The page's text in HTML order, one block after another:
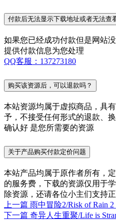
付款后无法显示下载地址或者无法查
如果您已经成功付款但是网站
提供付款信息为您处理
QQ客服：137273180
购买该资源后，可以退款吗？
本站资源均属于虚拟商品，具
予，不接受任何形式的退款、
确认好 是您所需要的资源
关于产品购买付款定价问题
本站产品均属于原作者所有，
的服务费，下载的资源仅用于
除资源，还请各位小主们支持正
上一篇 雨中冒险2/Risk of Rain 2
下一篇 奇异人生重聚/Life is